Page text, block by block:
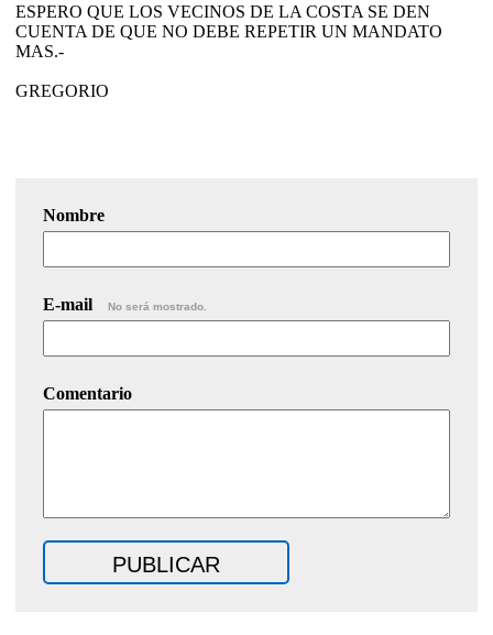
ESPERO QUE LOS VECINOS DE LA COSTA SE DEN
CUENTA DE QUE NO DEBE REPETIR UN MANDATO
MAS.-
GREGORIO
Nombre
E-mail No será mostrado.
Comentario